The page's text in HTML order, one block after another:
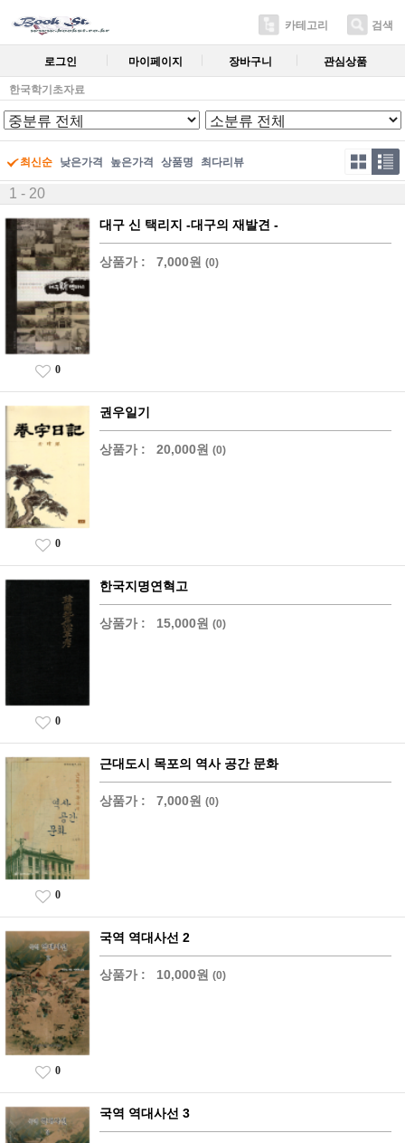
카테고리 검색
로그인 마이페이지 장바구니 관심상품
한국학기초자료
최신순 낮은가격 높은가격 상품명 최다리뷰
1 - 20
대구 신 택리지 -대구의 재발견 -
상품가 : 7,000원 (0)
0
권우일기
상품가 : 20,000원 (0)
0
한국지명연혁고
상품가 : 15,000원 (0)
0
근대도시 목포의 역사 공간 문화
상품가 : 7,000원 (0)
0
국역 역대사선 2
상품가 : 10,000원 (0)
0
국역 역대사선 3